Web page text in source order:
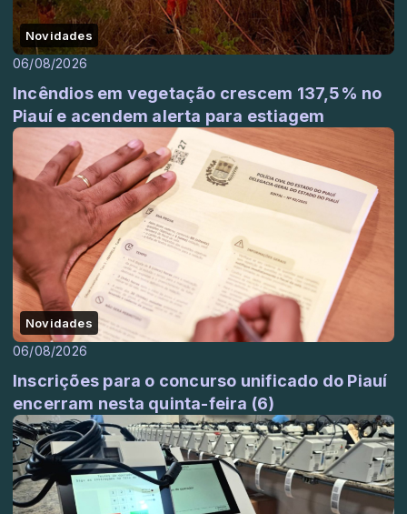
Novidades
06/08/2026
Incêndios em vegetação crescem 137,5% no
Piauí e acendem alerta para estiagem
Novidades
06/08/2026
Inscrições para o concurso unificado do Piauí
encerram nesta quinta-feira (6)